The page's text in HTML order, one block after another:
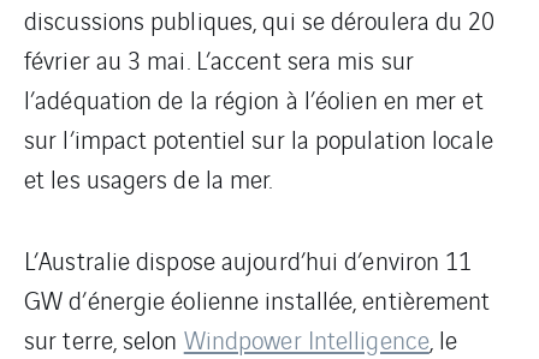
discussions publiques, qui se déroulera du 20
février au 3 mai. L’accent sera mis sur
l’adéquation de la région à l’éolien en mer et
sur l’impact potentiel sur la population locale
et les usagers de la mer.
L’Australie dispose aujourd’hui d’environ 11
GW d’énergie éolienne installée, entièrement
sur terre, selon Windpower Intelligence, le